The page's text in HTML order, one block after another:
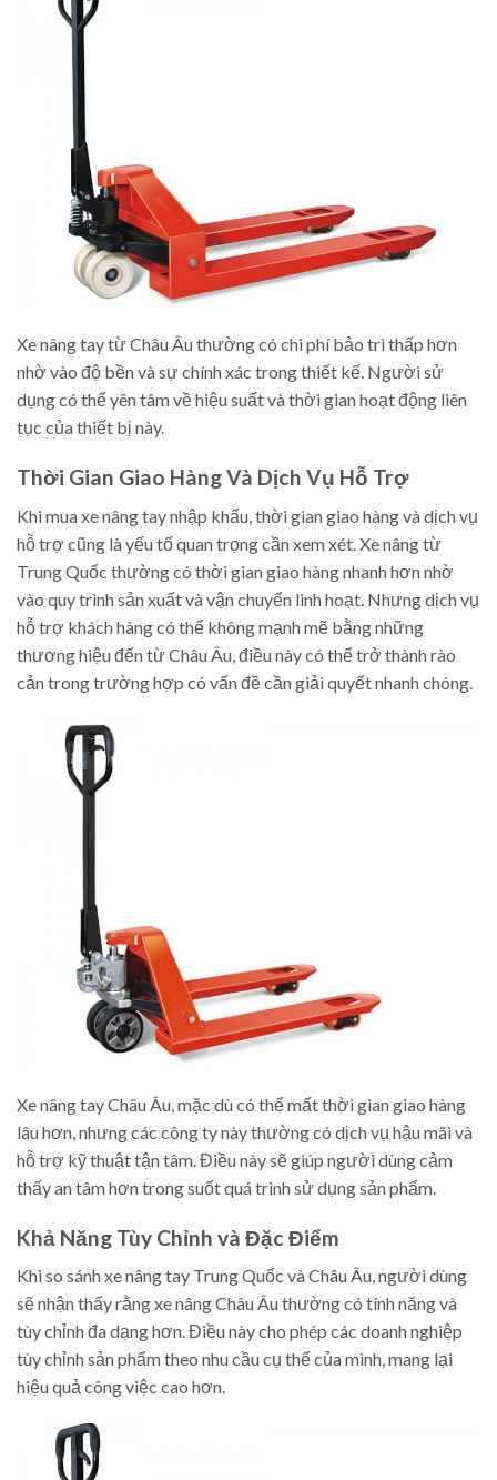
Xe nâng tay từ Châu Âu thường có chi phí bảo trì thấp hơn
nhờ vào độ bền và sự chính xác trong thiết kế. Người sử
dụng có thể yên tâm về hiệu suất và thời gian hoạt động liên
tục của thiết bị này.
Thời Gian Giao Hàng Và Dịch Vụ Hỗ Trợ
Khi mua xe nâng tay nhập khẩu, thời gian giao hàng và dịch vụ
hỗ trợ cũng là yếu tố quan trọng cần xem xét. Xe nâng từ
Trung Quốc thường có thời gian giao hàng nhanh hơn nhờ
vào quy trình sản xuất và vận chuyển linh hoạt. Nhưng dịch vụ
hỗ trợ khách hàng có thể không mạnh mẽ bằng những
thương hiệu đến từ Châu Âu, điều này có thể trở thành rào
cản trong trường hợp có vấn đề cần giải quyết nhanh chóng.
Xe nâng tay Châu Âu, mặc dù có thể mất thời gian giao hàng
lâu hơn, nhưng các công ty này thường có dịch vụ hậu mãi và
hỗ trợ kỹ thuật tận tâm. Điều này sẽ giúp người dùng cảm
thấy an tâm hơn trong suốt quá trình sử dụng sản phẩm.
Khả Năng Tùy Chỉnh và Đặc Điểm
Khi so sánh xe nâng tay Trung Quốc và Châu Âu, người dùng
sẽ nhận thấy rằng xe nâng Châu Âu thường có tính năng và
tùy chỉnh đa dạng hơn. Điều này cho phép các doanh nghiệp
tùy chỉnh sản phẩm theo nhu cầu cụ thể của mình, mang lại
hiệu quả công việc cao hơn.